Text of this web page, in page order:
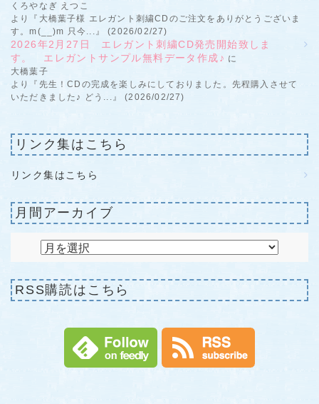
くろやなぎ えつこ
より『大橋葉子様 エレガント刺繍CDのご注文をありがとうございま
す。m(__)m 只今...』 (2026/02/27)
2026年2月27日 エレガント刺繍CD発売開始致しま
す。 エレガントサンプル無料データ作成♪ に
大橋葉子
より『先生！CDの完成を楽しみにしておりました。先程購入させて
いただきました♪ どう...』 (2026/02/27)
リンク集はこちら
リンク集はこちら
月間アーカイブ
RSS購読はこちら